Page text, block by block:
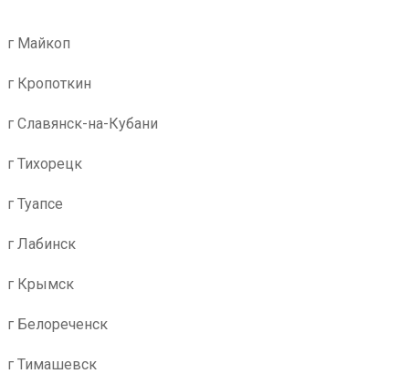
г Майкоп
г Кропоткин
г Славянск-на-Кубани
г Тихорецк
г Туапсе
г Лабинск
г Крымск
г Белореченск
г Тимашевск